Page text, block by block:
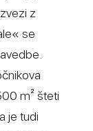
z
se
m² šteti
je tudi